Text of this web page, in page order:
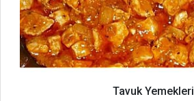
Tavuk Yemekleri